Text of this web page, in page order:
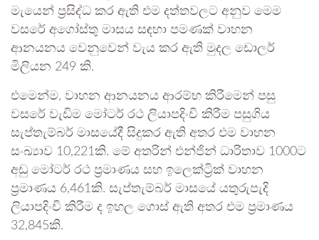
මැයෙන් ප්‍රසිද්ධ කර ඇති එම දත්තවලට අනුව මෙම
වසරේ අගෝස්තු මාසය සඳහා පමණක් වාහන
ආනයනය වෙනුවෙන් වැය කර ඇති මුදල ඩොලර්
මිලියන 249 කි.
එමෙන්ම, වාහන ආනයනය ආරම්භ කිරීමෙන් පසු
වසරේ වැඩිම මෝටර් රථ ලියාපදිංචි කිරීම පසුගිය
සැප්තැම්බර් මාසයේදී සිදුකර ඇති අතර එම වාහන
සංඛ්‍යාව 10,221කි. මේ අතරින් එන්ජින් ධාරිතාව 1000ට
අඩු මෝටර් රථ ප්‍රමාණය සහ ඉලෙක්ට්‍රික් වාහන
ප්‍රමාණය 6,461කි. සැප්තැම්බර් මාසයේ යතුරුපැදි
ලියාපදිංචි කිරීම ද ඉහල ගොස් ඇති අතර එම ප්‍රමාණය
32,845කි.